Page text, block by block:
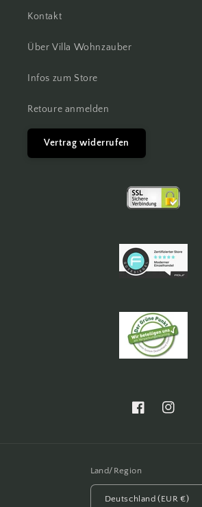
Kontakt
Über Villa Wohnzauber
Infos zum Store
Retoure anmelden
Vertrag widerrufen
FacebookInstagram
Land/Region
Deutschland (EUR €)